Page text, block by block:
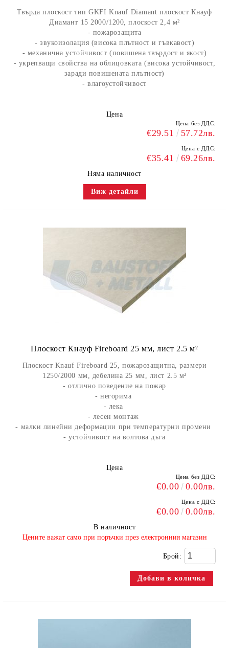
Твърда плоскост тип GKFI Knauf Diamant плоскост Кнауф
Диамант 15 2000/1200, плоскост 2,4 м²
- пожарозащита
- звукоизолация (висока плътност и гъвкавост)
- механична устойчивост (повишена твърдост и якост)
- укрепващи свойства на облицовката (висока устойчивост,
заради повишената плътност)
- влагоустойчивост
Цена
Цена без ДДС:
€29.51 57.72лв.
Цена с ДДС:
€35.41 69.26лв.
Няма наличност
Виж детайли
Плоскост Кнауф Fireboard 25 мм, лист 2.5 м²
Плоскост Knauf Fireboard 25, пожарозащитна, размери
1250/2000 мм, дебелина 25 мм, лист 2.5 м²
- отлично поведение на пожар
- негорима
- лека
- лесен монтаж
- малки линейни деформации при температурни промени
- устойчивост на волтова дъга
Цена
Цена без ДДС:
€0.00 0.00лв.
Цена с ДДС:
€0.00 0.00лв.
В наличност
​Цените важат само при поръчки през електронния магазин
Брой: